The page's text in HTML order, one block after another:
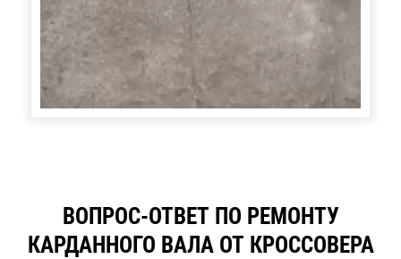
ВОПРОС-ОТВЕТ ПО РЕМОНТУ
КАРДАННОГО ВАЛА ОТ КРОССОВЕРА